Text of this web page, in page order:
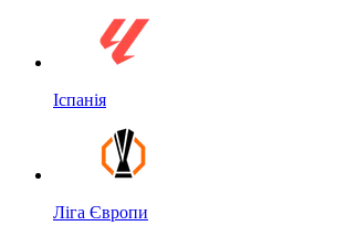
Іспанія
Ліга Європи